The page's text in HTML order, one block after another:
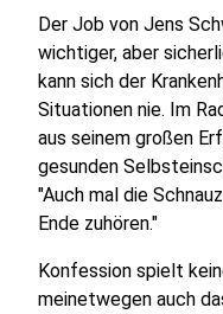
Der Job von Jens
wichtiger, aber
kann sich der
Situationen nie. Im
aus seinem großen
gesunden
"Auch mal die
Ende zuhören."
Konfession spielt
meinetwegen auch